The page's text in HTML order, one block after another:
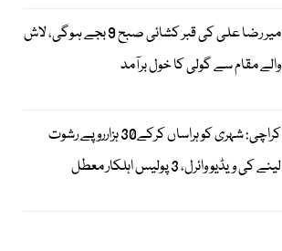
میر رضا علی کی قبر کشائی صبح 9 بجے ہوگی، لاش
والے مقام سے گولی کا خول برآمد
کراچی: شہری کو ہراساں کرکے30 ہزارروپے رشوت
لینے کی ویڈیو وائرل، 3 پولیس اہلکار معطل